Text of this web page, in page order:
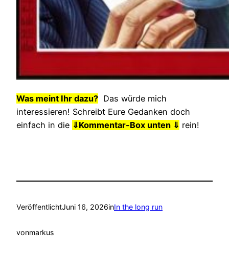
Was meint Ihr dazu? Das würde mich
interessieren! Schreibt Eure Gedanken doch
einfach in die ⇓Kommentar-Box unten ⇓ rein!
VeröffentlichtJuni 16, 2026inIn the long run
vonmarkus